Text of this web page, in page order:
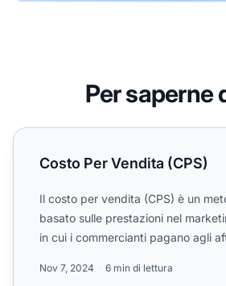
Per saperne
Costo Per Vendita (CPS)
Costo Per Vendita (CPS)
Il costo per vendita (CPS) è un
basato sulle prestazioni nel
in cui i commercianti pagano agli
Nov 7, 2024 6 min di lettura